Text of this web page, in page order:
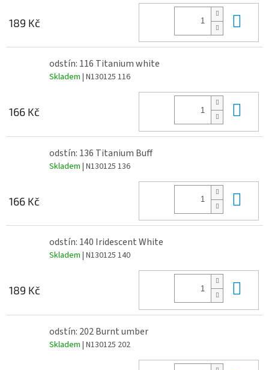
189 Kč
odstín: 116 Titanium white
Skladem | N130125 116
166 Kč
odstín: 136 Titanium Buff
Skladem | N130125 136
166 Kč
odstín: 140 Iridescent White
Skladem | N130125 140
189 Kč
odstín: 202 Burnt umber
Skladem | N130125 202